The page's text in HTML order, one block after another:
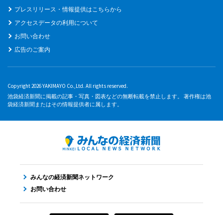
プレスリリース・情報提供はこちらから
アクセスデータの利用について
お問い合わせ
広告のご案内
Copyright 2026 YAKIMAYO Co.,Ltd. All rights reserved.
池袋経済新聞に掲載の記事・写真・図表などの無断転載を禁止します。 著作権は池
袋経済新聞またはその情報提供者に属します。
みんなの経済新聞ネットワーク
お問い合わせ